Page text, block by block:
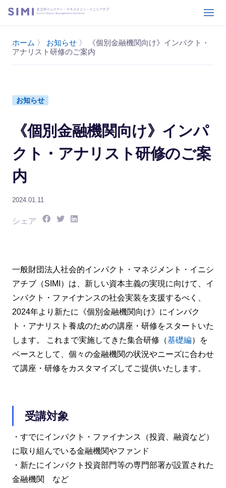
ホーム 〉 お知らせ 〉
《個別金融機関向け》インパクト・
アナリスト研修のご案内
お知らせ
《個別金融機関向け》インパ
クト・アナリスト研修のご案
内
2024.01.11
シェア シェア:
シェア:
一般財団法人社会的インパクト・マネジメント・イニシ
アチブ（SIMI）は、新しい資本主義の実現に向けて、イ
ンパクト・ファイナンスの社会実装を支援するべく、
2024年より新たに《個別金融機関向け》にインパク
ト・アナリスト養成のための講座・研修をスタートいた
します。 これまで実施してきた集合研修（基礎編）を
ベースとして、個々の金融機関の状況やニーズに合わせ
て講座・研修をカスタマイズしてご提供いたします。
受講対象
・すでにインパクト・ファイナンス（投資、融資など）
に取り組んでいる金融機関やファンド
・新たにインパクト投資部門等の専門部署が設置された
金融機関 など